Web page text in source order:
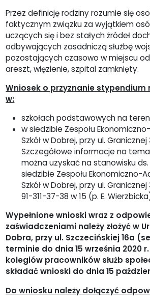
Przez definicję rodziny rozumie się
faktycznym związku za wyjątkiem
uczących się i bez stałych źródeł
odbywających zasadniczą służbę
pozostających czasowo w miejscu
areszt, więzienie, szpital zamknięty.
Wniosek o przyznanie stypendium
w:
szkołach podstawowych na
w siedzibie Zespołu
Szkół w Dobrej, przy ul. Granicznej
Szczegółowe informacje na
można uzyskać na stanowisku
siedzibie Zespołu Ekonomiczno-
Szkół w Dobrej, przy ul.
91-311-37-38 w 15 (p. E.
Wypełnione wnioski wraz z
zaświadczeniami należy złożyć w
Dobra, przy ul. Szczecińskiej 16a
terminie do dnia 15 września 2020
kolegiów pracowników służb
składać wnioski do dnia 15
Do wniosku należy dołączyć